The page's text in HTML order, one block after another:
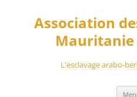
contenuAssociation
Mauritanie
L'esclavage arabo-